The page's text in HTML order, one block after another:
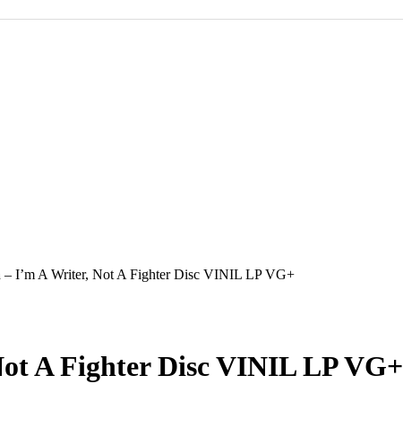
– I’m A Writer, Not A Fighter Disc VINIL LP VG+
A Fighter Disc VINIL LP VG+